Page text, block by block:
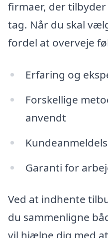
firmaer, der
tag. Når du skal
fordel at overveje
Erfaring og
Forskellige
anvendt
Garanti for
Ved at indhente
du sammenligne
vil hjælpe dig med